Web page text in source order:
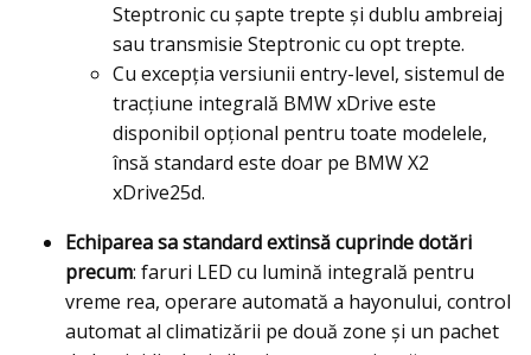
Steptronic cu şapte trepte şi dublu ambreiaj
sau transmisie Steptronic cu opt trepte.
Cu excepţia versiunii entry-level, sistemul de
tracţiune integrală BMW xDrive este
disponibil opţional pentru toate modelele,
însă standard este doar pe BMW X2
xDrive25d.
Echiparea sa standard extinsă cuprinde dotări
precum: faruri LED cu lumină integrală pentru
vreme rea, operare automată a hayonului, control
automat al climatizării pe două zone şi un pachet